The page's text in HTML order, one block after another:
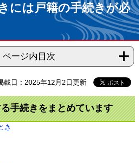
には戸籍の手続きが必
ページ内目次
載日：2025年12月2日更新
手続きをまとめています
き